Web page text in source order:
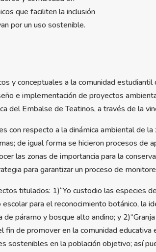
que faciliten la inclusión
por un uso sostenible.
y conceptuales a la comunidad
e implementación de proyectos
del Embalse de Teatinos, a través de la
con respecto a la dinámica ambiental de
de igual forma se hicieron procesos de
las zonas de importancia para la
para garantizar un proceso de
titulados: 1)“Yo custodio las especies
para el reconocimiento botánico, la
páramo y bosque alto andino; y
fin de promover en la comunidad
sostenibles en la población objetivo; así